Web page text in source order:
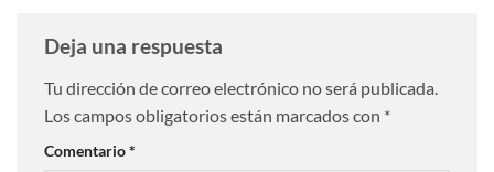
Deja una respuesta
Tu dirección de correo electrónico no será publicada.
Los campos obligatorios están marcados con *
Comentario*